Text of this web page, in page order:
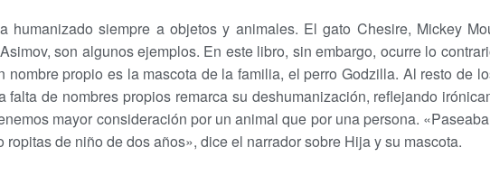
siempre a objetos y animales. El gato Chesire, Mickey
son algunos ejemplos. En este libro, sin embargo, ocurre lo
propio es la mascota de la familia, el perro Godzilla. Al resto de
de nombres propios remarca su deshumanización, reflejando
mayor consideración por un animal que por una persona.
de niño de dos años», dice el narrador sobre Hija y su mascota.